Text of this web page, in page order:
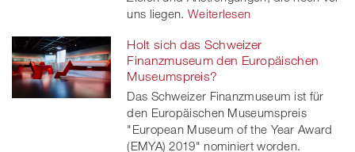
uns liegen. Weiterlesen
Holt sich das Schweizer
Finanzmuseum den Europäischen
Museumspreis?
Das Schweizer Finanzmuseum ist für
den Europäischen Museumspreis
"European Museum of the Year Award
(EMYA) 2019" nominiert worden.